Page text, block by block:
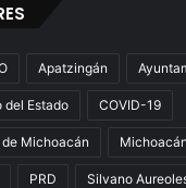
Apatzingán
del Estado COVID-19
Michoacán Michoacán
PRD Silvano